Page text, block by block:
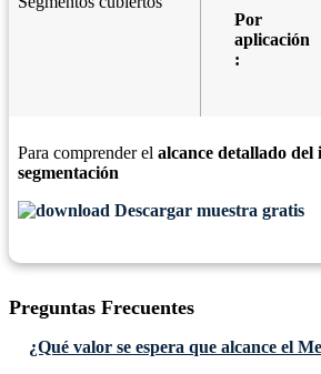
Por
aplicación
:
Para comprender el alcance detallado del
segmentación
Descargar muestra gratis
Preguntas Frecuentes
¿Qué valor se espera que alcance el